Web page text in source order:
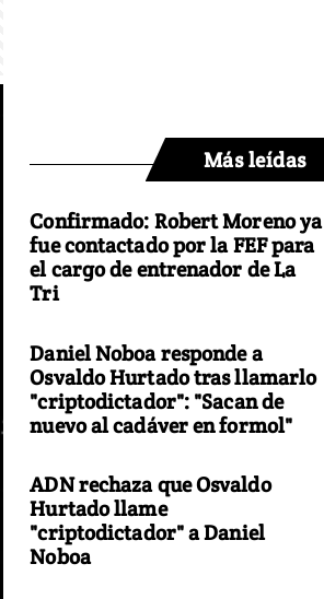
Más leídas
Confirmado: Robert Moreno ya
fue contactado por la FEF para
el cargo de entrenador de La
Tri
Daniel Noboa responde a
Osvaldo Hurtado tras llamarlo
"criptodictador": "Sacan de
nuevo al cadáver en formol"
ADN rechaza que Osvaldo
Hurtado llame
"criptodictador" a Daniel
Noboa